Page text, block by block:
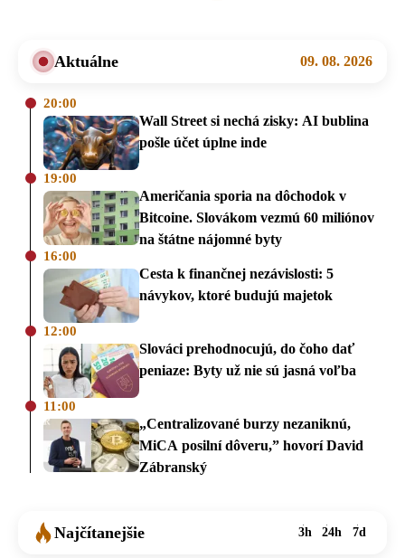
Aktuálne 09. 08. 2026
20:00
Wall Street si nechá zisky: AI bublina
pošle účet úplne inde
19:00
Američania sporia na dôchodok v
Bitcoine. Slovákom vezmú 60 miliónov
na štátne nájomné byty
16:00
Cesta k finančnej nezávislosti: 5
návykov, ktoré budujú majetok
12:00
Slováci prehodnocujú, do čoho dať
peniaze: Byty už nie sú jasná voľba
11:00
„Centralizované burzy nezaniknú,
MiCA posilní dôveru,” hovorí David
Zábranský
Najčítanejšie 3h 24h 7d